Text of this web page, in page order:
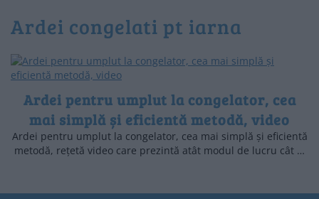
ardei congelati pt iarna
Ardei pentru umplut la congelator, cea
mai simplă și eficientă metodă, video
Ardei pentru umplut la congelator, cea mai simplă și eficientă
metodă, rețetă video care prezintă atât modul de lucru cât …